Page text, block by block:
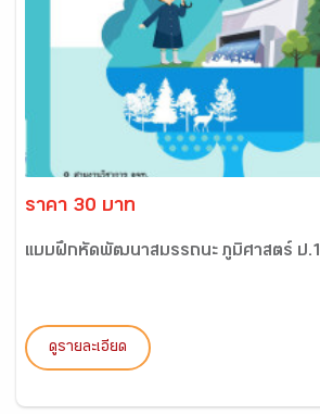
ราคา 30 บาท
แบบฝึกหัดพัฒนาสมรรถนะ ภูมิศาสตร์ ป.1
ดูรายละเอียด